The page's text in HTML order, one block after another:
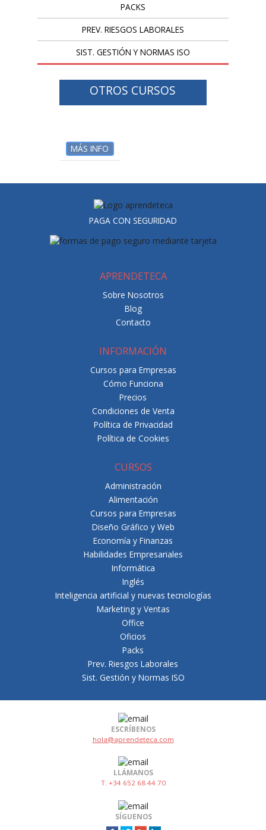
PACKS
PREV. RIESGOS LABORALES
SIST. GESTIÓN Y NORMAS ISO
OTROS CURSOS
MÁS INFO
PAGA CON SEGURIDAD
APRENDETECA
Sobre Nosotros
Blog
Contacto
INFORMACIÓN
Cursos para Empresas
Cómo Funciona
Precios
Condiciones de Venta
Política de Privacidad
Política de Cookies
CURSOS
Administración
Alimentación
Cursos para Empresas
Diseño Gráfico y Web
Economía y Finanzas
Habilidades Empresariales
Informática
Inglés
Inteligencia artificial y nuevas tecnologías
Marketing y Ventas
Office
Oficios
Packs
Prev. Riesgos Laborales
Sist. Gestión y Normas ISO
ESCRÍBENOS
hola@aprendeteca.com
LLÁMANOS
T. +34 652 68 44 70
SÍGUENOS